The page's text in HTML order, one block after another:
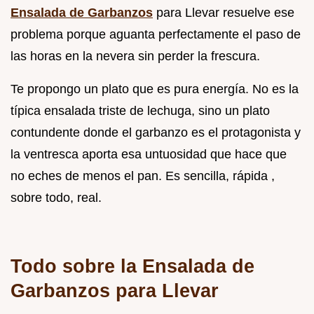
Ensalada de Garbanzos para Llevar resuelve ese
problema porque aguanta perfectamente el paso de
las horas en la nevera sin perder la frescura.
Te propongo un plato que es pura energía. No es la
típica ensalada triste de lechuga, sino un plato
contundente donde el garbanzo es el protagonista y
la ventresca aporta esa untuosidad que hace que
no eches de menos el pan. Es sencilla, rápida ,
sobre todo, real.
Todo sobre la Ensalada de
Garbanzos para Llevar